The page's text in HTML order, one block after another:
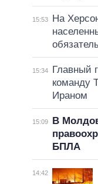
15:53
На
15:34
Главный
команду
Ираном
15:09
В
БПЛА
14:42